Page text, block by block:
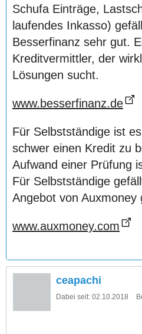
Schufa Einträge,
laufendes Inkasso)
Besserfinanz sehr gut.
Kreditvermittler, der
Lösungen sucht.
www.besserfinanz.de
Für Selbstständige ist
schwer einen Kredit zu
Aufwand einer Prüfung
Für Selbstständige
Angebot von Auxmoney
www.auxmoney.com
ceapachi
Dabei seit: 02.10.2018